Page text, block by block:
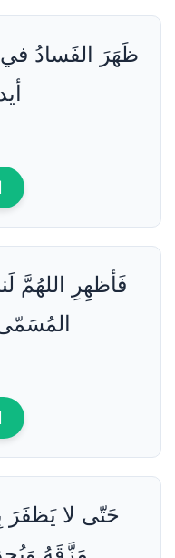
ظَهَرَ الفَسادُ في
فَأظهِرِ اللهُمَّ
حَتّى لا يَظفَرَ